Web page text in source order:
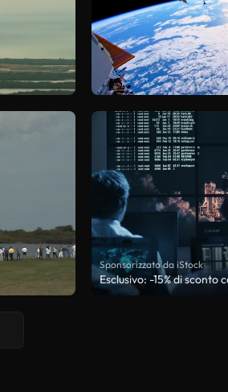
Sponsorizzato da iStock
Esclusivo: -15% di sconto